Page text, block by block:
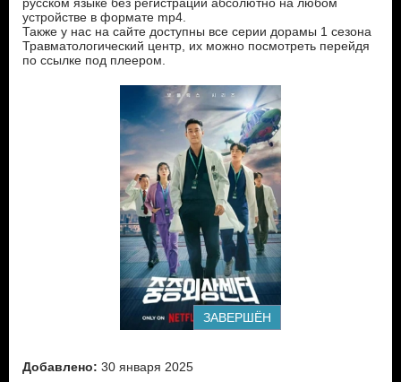
устройстве в формате mp4.
Также у нас на сайте доступны все серии дорамы 1 сезона
Травматологический центр, их можно посмотреть перейдя
по ссылке под плеером.
ЗАВЕРШЁН
Добавлено: 30 января 2025